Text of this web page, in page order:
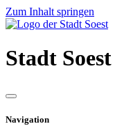
Zum Inhalt springen
Stadt Soest
Navigation